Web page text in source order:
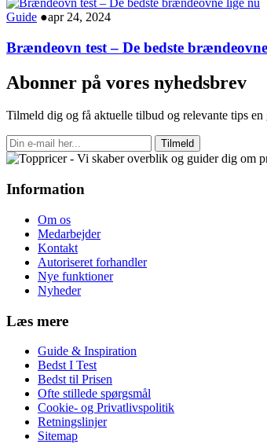
Guide ●apr 24, 2024
Brændeovn test – De bedste
Abonner på vores nyhedsbrev
Tilmeld dig og få aktuelle tilbud og relevante tips
Tilmeld
Information
Om os
Medarbejder
Kontakt
Autoriseret forhandler
Nye funktioner
Nyheder
Læs mere
Guide & Inspiration
Bedst I Test
Bedst til Prisen
Ofte stillede spørgsmål
Cookie- og Privatlivspolitik
Retningslinjer
Sitemap